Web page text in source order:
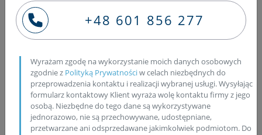
przez nas usługi to najwyższy europejski poziom, dają
nam: wykwalifikowana, uhonorowana w konkursach
(Mistrzowie Polski) kadra, sprzęt dedykowany do
podobnych napraw przez producenta, identyczny z tym
jaki wykorzystywany jest w procesie produkcji — stoły
probiercze EPS, stacje diagnostyczne, mikroskopy
cyfrowe oraz wykorzystanie przez nas jedynie
oryginalnych części zamiennych wprost od producenta.
Ze wszystkich napraw i przeprowadzonych działań
+48 601 856 277
Wyrażam zgodę na wykorzystanie moich danych osobowych
zgodnie z Polityką Prywatnościw celach niezbędnych do
przeprowadzenia kontaktu i realizacji wybranej usługi. Wysyłając
formularz kontaktowy Klient wyraża wolę kontaktu firmy z jego
osobą. Niezbędne do tego dane są wykorzystywane
jednorazowo, nie są przechowywane, udostępniane,
przetwarzane ani odsprzedawane jakimkolwiek podmiotom. Do